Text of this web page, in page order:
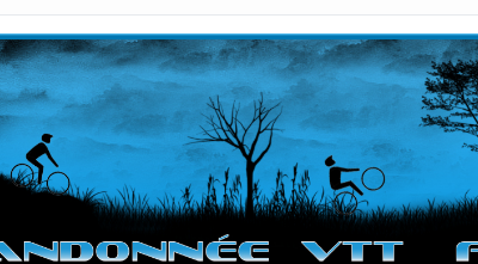
de Bretagne . Bonne navigation sur le site et bonnes randos dans l'Ouest !